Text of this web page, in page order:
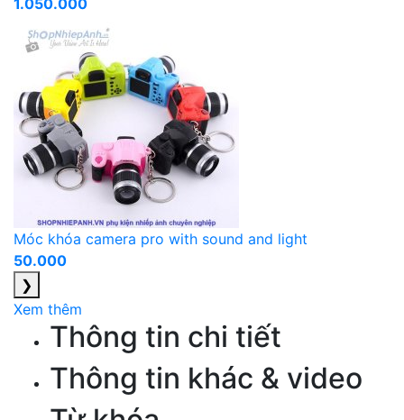
Móc khóa camera pro with sound and light
50.000
❯
Xem thêm
Thông tin chi tiết
Thông tin khác & video